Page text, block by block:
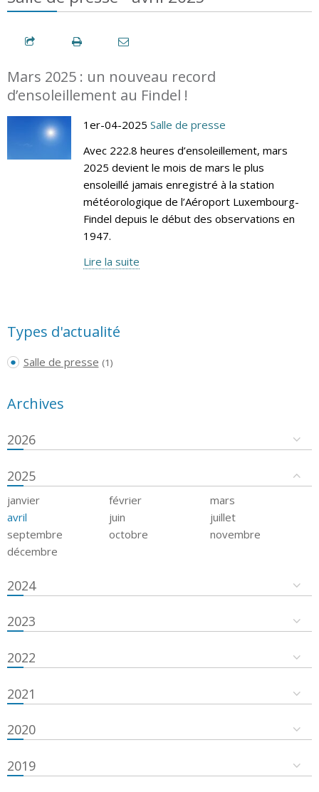
Mars 2025 : un nouveau record
d’ensoleillement au Findel !
1er-04-2025 Salle de presse
Avec 222.8 heures d’ensoleillement, mars
2025 devient le mois de mars le plus
ensoleillé jamais enregistré à la station
météorologique de l’Aéroport Luxembourg-
Findel depuis le début des observations en
1947.
Lire la suite
Types d'actualité
Salle de presse (1)
Archives
2026
2025
janvier février
mars
avril
juin
juillet
septembre
octobre
novembre
décembre
2024
2023
2022
2021
2020
2019